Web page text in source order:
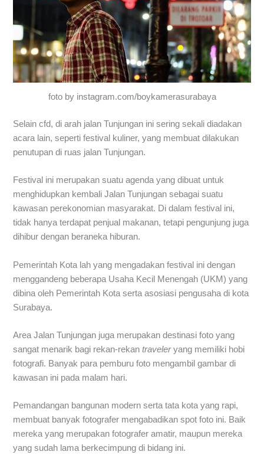
foto by instagram.com/boykamerasurabaya
Selain cfd, di arah jalan Tunjungan ini sering sekali diadakan
acara lain, seperti festival kuliner, yang membuat dilakukan
penutupan di ruas jalan Tunjungan.
Festival ini merupakan suatu agenda yang dibuat untuk
menghidupkan kembali Jalan Tunjungan sebagai suatu
kawasan perekonomian masyarakat. Di dalam festival ini,
tidak hanya terdapat penjual makanan, tetapi pengunjung juga
dihibur dengan beraneka hiburan.
Pemerintah Kota lah yang mengadakan festival ini dengan
menggandeng beberapa Usaha Kecil Menengah (UKM) yang
dibina oleh Pemerintah Kota serta asosiasi pengusaha di kota
Surabaya.
Area Jalan Tunjungan juga merupakan destinasi foto yang
sangat menarik bagi rekan-rekantraveleryang memiliki hobi
fotografi. Banyak para pemburu foto mengambil gambar di
kawasan ini pada malam hari.
Pemandangan bangunan modern serta tata kota yang rapi,
membuat banyak fotografer mengabadikan spot foto ini. Baik
mereka yang merupakan fotografer amatir, maupun mereka
yang sudah lama berkecimpung di bidang ini.